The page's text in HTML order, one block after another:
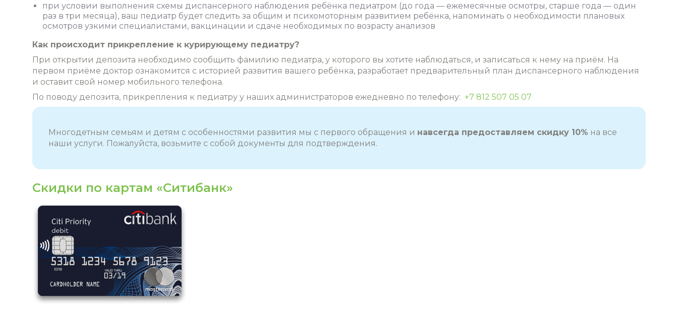
при условии выполнения схемы диспансерного наблюдения ребёнка педиатром (до года — ежемесячные осмотры, старше года — один
раз в три месяца), ваш педиатр будет следить за общим и психомоторным развитием ребёнка, напоминать о необходимости плановых
осмотров узкими специалистами, вакцинации и сдаче необходимых по возрасту анализов
Как происходит прикрепление к курирующему педиатру?
При открытии депозита необходимо сообщить фамилию педиатра, у которого вы хотите наблюдаться, и записаться к нему на приём. На
первом приёме доктор ознакомится с историей развития вашего ребёнка, разработает предварительный план диспансерного наблюдения
и оставит свой номер мобильного телефона.
По поводу депозита, прикрепления к педиатру у наших администраторов ежедневно по телефону: +7 812 507 05 07
Многодетным семьям и детям с особенностями развития мы с первого обращения и навсегда предоставляем скидку 10% на все
наши услуги. Пожалуйста, возьмите с собой документы для подтверждения.
Скидки по картам «Ситибанк»